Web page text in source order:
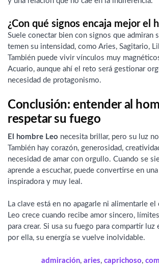
¿Con qué signos encaja mejor el
Suele conectar bien con signos que admiran
temen su intensidad, como Aries, Sagitario,
También puede vivir vínculos muy
Acuario, aunque ahí el reto será gestionar
necesidad de protagonismo.
Conclusión: entender al
respetar su fuego
El hombre Leo necesita brillar, pero su luz
También hay corazón, generosidad,
necesidad de amar con orgullo. Cuando se
aprende a escuchar, puede convertirse en
inspiradora y muy leal.
La clave está en no apagarle ni alimentarle el
Leo crece cuando recibe amor sincero,
para crear. Si usa su fuego para compartir
por ella, su energía se vuelve inolvidable.
admiración, aries, caprichoso,